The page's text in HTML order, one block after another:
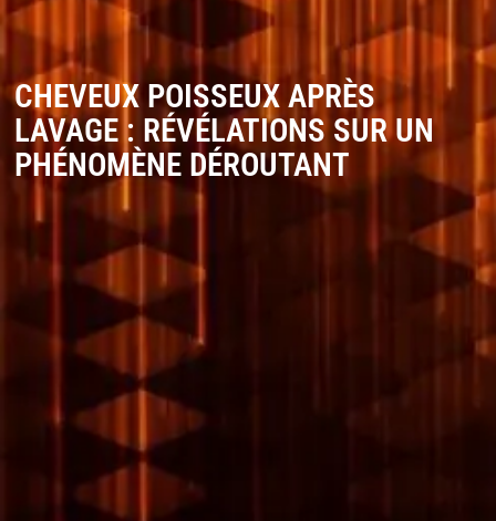
CHEVEUX POISSEUX APRÈS
LAVAGE : RÉVÉLATIONS SUR UN
PHÉNOMÈNE DÉROUTANT